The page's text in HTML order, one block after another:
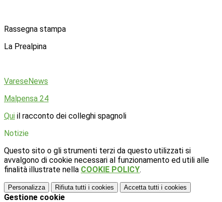
Rassegna stampa
La Prealpina
VareseNews
Malpensa 24
Qui il racconto dei colleghi spagnoli
Notizie
Questo sito o gli strumenti terzi da questo utilizzati si
avvalgono di cookie necessari al funzionamento ed utili alle
finalità illustrate nella COOKIE POLICY.
Personalizza Rifiuta tutti i cookies Accetta tutti i cookies
Gestione cookie